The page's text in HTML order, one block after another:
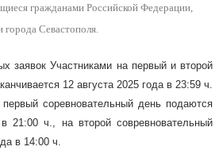
гражданами Российской Федерации,
Севастополя.
заявок Участниками на первый и второй
12 августа 2025 года в 23:59 ч.
соревновательный день подаются
21:00 ч., на второй совревновательный
в 14:00 ч.